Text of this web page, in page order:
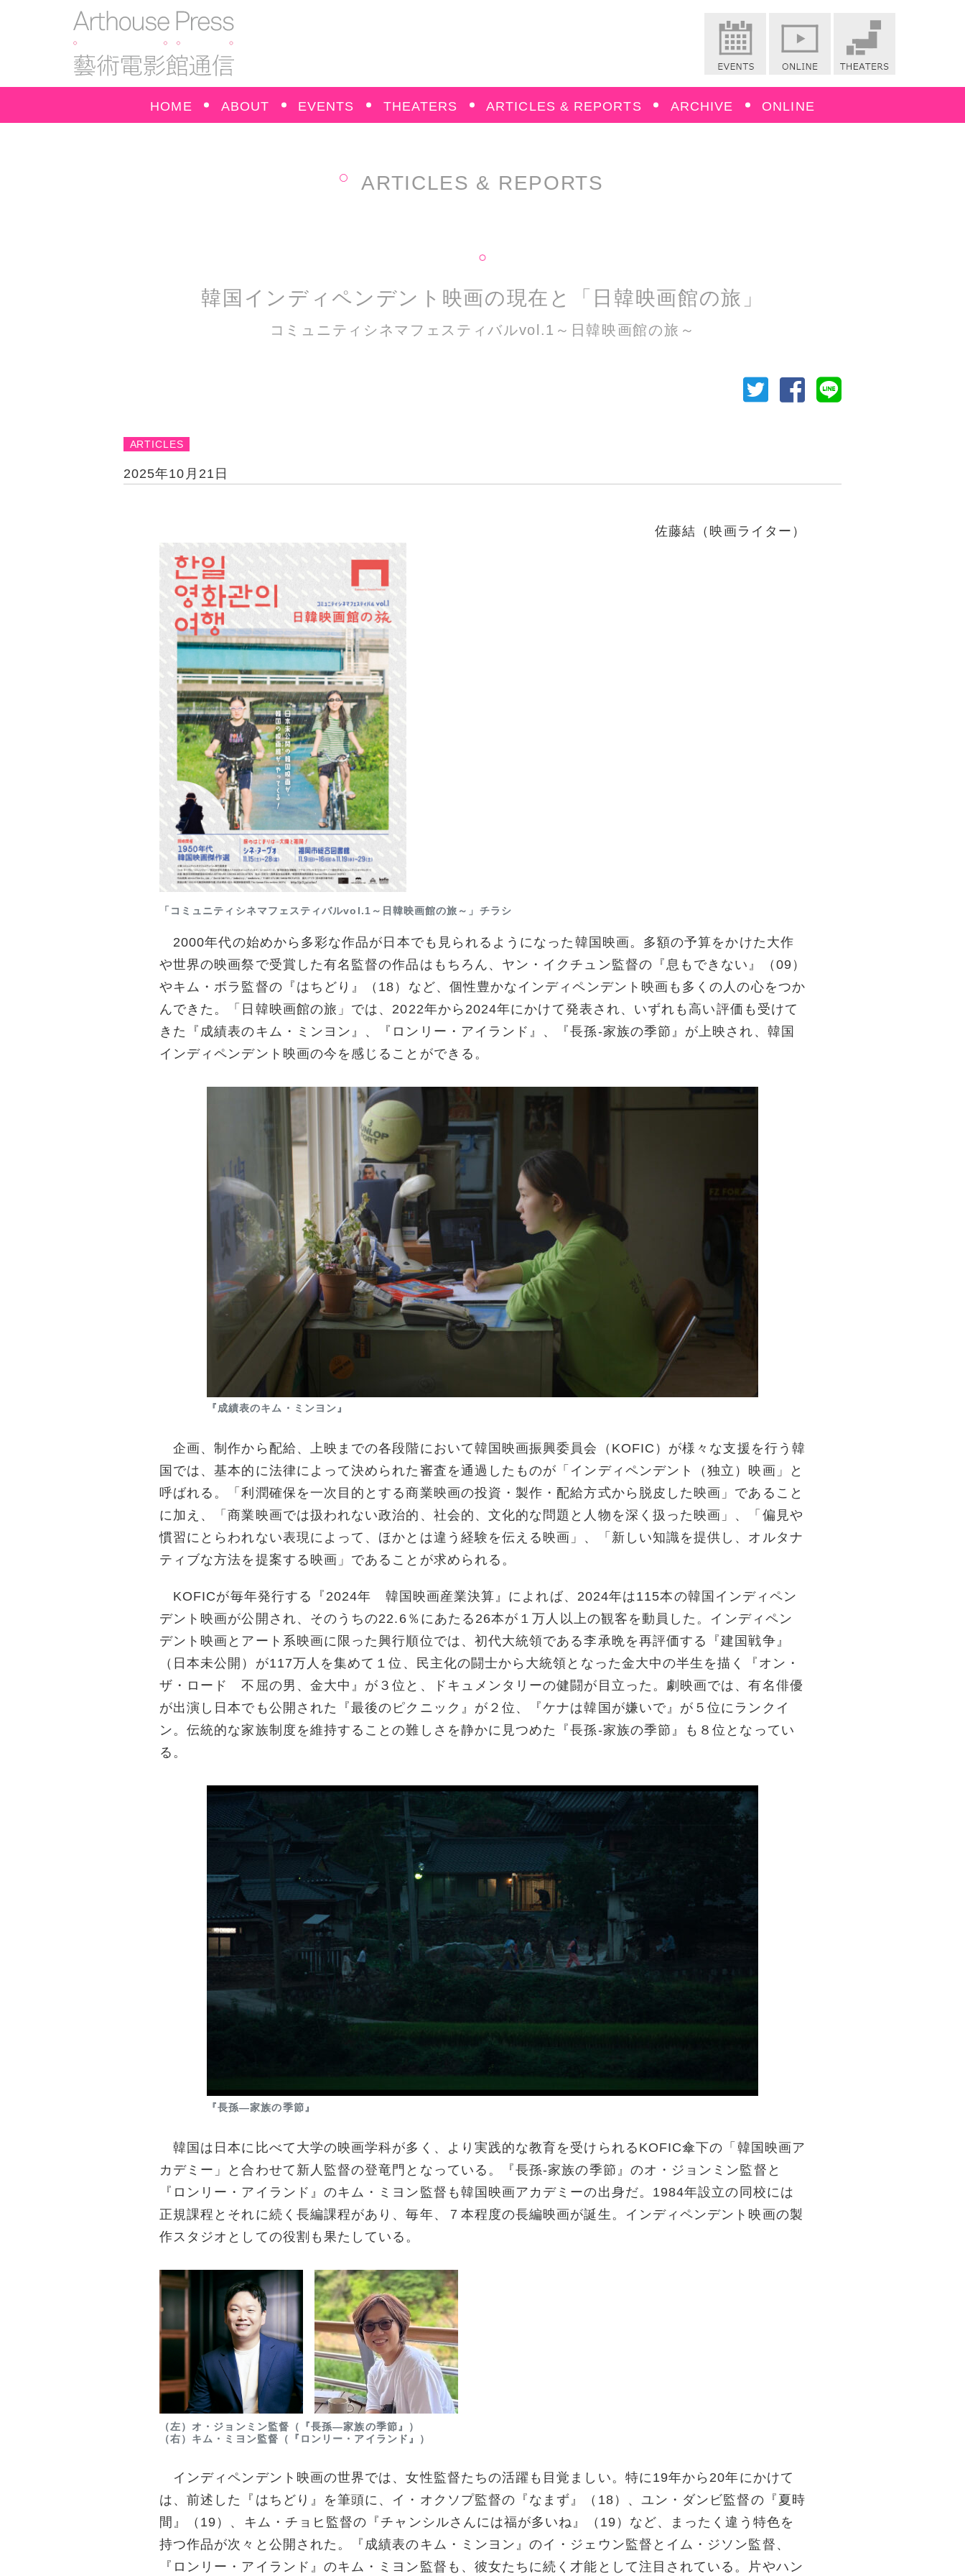
HOME ABOUT EVENTS THEATERS ARTICLES & REPORTS ARCHIVE ONLINE
ARTICLES & REPORTS
韓国インディペンデント映画の現在と「日韓映画館の旅」
コミュニティシネマフェスティバルvol.1～日韓映画館の旅～
ARTICLES
2025年10月21日
佐藤結（映画ライター）
「コミュニティシネマフェスティバルvol.1～日韓映画館の旅～」チラシ
2000年代の始めから多彩な作品が日本でも見られるようになった韓国映画。多額の予算をかけた大作
や世界の映画祭で受賞した有名監督の作品はもちろん、ヤン・イクチュン監督の『息もできない』（09）
やキム・ボラ監督の『はちどり』（18）など、個性豊かなインディペンデント映画も多くの人の心をつか
んできた。「日韓映画館の旅」では、2022年から2024年にかけて発表され、いずれも高い評価も受けて
きた『成績表のキム・ミンヨン』、『ロンリー・アイランド』、『長孫-家族の季節』が上映され、韓国
インディペンデント映画の今を感じることができる。
『成績表のキム・ミンヨン』
企画、制作から配給、上映までの各段階において韓国映画振興委員会（KOFIC）が様々な支援を行う韓
国では、基本的に法律によって決められた審査を通過したものが「インディペンデント（独立）映画」と
呼ばれる。「利潤確保を一次目的とする商業映画の投資・製作・配給方式から脱皮した映画」であること
に加え、「商業映画では扱われない政治的、社会的、文化的な問題と人物を深く扱った映画」、「偏見や
慣習にとらわれない表現によって、ほかとは違う経験を伝える映画」、「新しい知識を提供し、オルタナ
ティブな方法を提案する映画」であることが求められる。
KOFICが毎年発行する『2024年 韓国映画産業決算』によれば、2024年は115本の韓国インディペン
デント映画が公開され、そのうちの22.6％にあたる26本が１万人以上の観客を動員した。インディペン
デント映画とアート系映画に限った興行順位では、初代大統領である李承晩を再評価する『建国戦争』
（日本未公開）が117万人を集めて１位、民主化の闘士から大統領となった金大中の半生を描く『オン・
ザ・ロード 不屈の男、金大中』が３位と、ドキュメンタリーの健闘が目立った。劇映画では、有名俳優
が出演し日本でも公開された『最後のピクニック』が２位、『ケナは韓国が嫌いで』が５位にランクイ
ン。伝統的な家族制度を維持することの難しさを静かに見つめた『長孫-家族の季節』も８位となってい
る。
『長孫―家族の季節』
韓国は日本に比べて大学の映画学科が多く、より実践的な教育を受けられるKOFIC傘下の「韓国映画ア
カデミー」と合わせて新人監督の登竜門となっている。『長孫-家族の季節』のオ・ジョンミン監督と
『ロンリー・アイランド』のキム・ミヨン監督も韓国映画アカデミーの出身だ。1984年設立の同校には
正規課程とそれに続く長編課程があり、毎年、７本程度の長編映画が誕生。インディペンデント映画の製
作スタジオとしての役割も果たしている。
（左）オ・ジョンミン監督（『長孫―家族の季節』）
（右）キム・ミヨン監督（『ロンリー・アイランド』）
インディペンデント映画の世界では、女性監督たちの活躍も目覚ましい。特に19年から20年にかけて
は、前述した『はちどり』を筆頭に、イ・オクソプ監督の『なまず』（18）、ユン・ダンビ監督の『夏時
間』（19）、キム・チョヒ監督の『チャンシルさんには福が多いね』（19）など、まったく違う特色を
持つ作品が次々と公開された。『成績表のキム・ミンヨン』のイ・ジェウン監督とイム・ジソン監督、
『ロンリー・アイランド』のキム・ミヨン監督も、彼女たちに続く才能として注目されている。片やハン